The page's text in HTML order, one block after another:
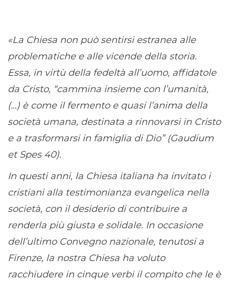
«La Chiesa non può sentirsi estranea alle
problematiche e alle vicende della storia.
Essa, in virtù della fedeltà all’uomo, affidatole
da Cristo, “cammina insieme con l’umanità,
(…) è come il fermento e quasi l’anima della
società umana, destinata a rinnovarsi in Cristo
e a trasformarsi in famiglia di Dio” (Gaudium
et Spes 40).
In questi anni, la Chiesa italiana ha invitato i
cristiani alla testimonianza evangelica nella
società, con il desiderio di contribuire a
renderla più giusta e solidale. In occasione
dell’ultimo Convegno nazionale, tenutosi a
Firenze, la nostra Chiesa ha voluto
racchiudere in cinque verbi il compito che le è